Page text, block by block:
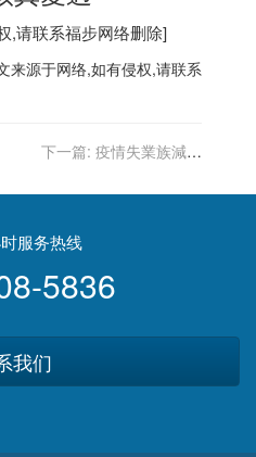
,请联系福步网络删除]
来源于网络,如有侵权,请联系
下一篇: 疫情失業族減重
事業第二春
服务热线
5836
我们